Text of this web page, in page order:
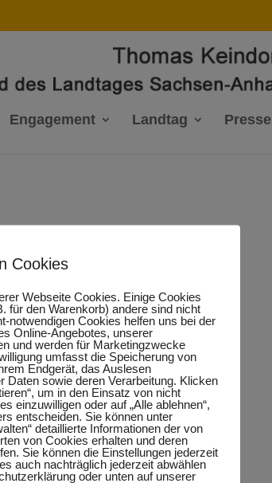
Engagement Landtag Presse
- Orgacid
Cookies
Webseite Cookies. Einige Cookies
für den Warenkorb) andere sind nicht
notwendigen Cookies helfen uns bei der
Online-Angebotes, unserer
und werden für Marketingzwecke
umfasst die Speicherung von
Endgerät, das Auslesen
Daten sowie deren Verarbeitung. Klicken
um in den Einsatz von nicht
einzuwilligen oder auf „Alle ablehnen“,
entscheiden. Sie können unter
detaillierte Informationen der von
von Cookies erhalten und deren
Sie können die Einstellungen jederzeit
auch nachträglich jederzeit abwählen
oder unten auf unserer